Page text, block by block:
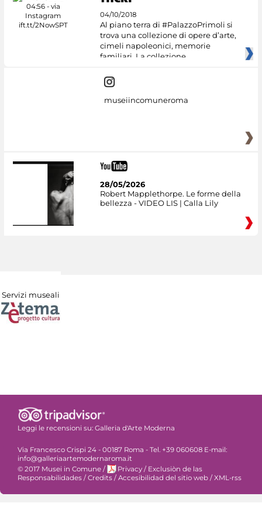
04/10/2018
Al piano terra di #PalazzoPrimoli si
trova una collezione di opere d’arte,
cimeli napoleonici, memorie
familiari. La collezione
museiincomuneroma
28/05/2026
Robert Mapplethorpe. Le forme della
bellezza - VIDEO LIS | Calla Lily
Servizi museali
Leggi le recensioni su: Galleria d'Arte Moderna
Via Francesco Crispi 24 - 00187 Roma - Tel. +39 060608 E-mail:
info@galleriaartemodernaroma.it
© 2017 Musei in Comune / Privacy / Exclusiòn de las
Responsabilidades / Credits / Accesibilidad del sitio web / XML-rss